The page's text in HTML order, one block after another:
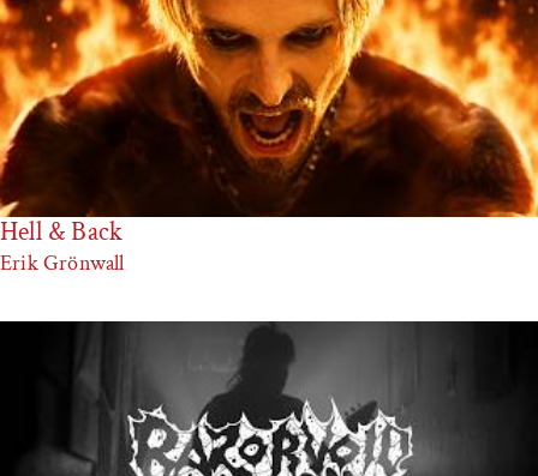
Hell & Back
Erik Grönwall